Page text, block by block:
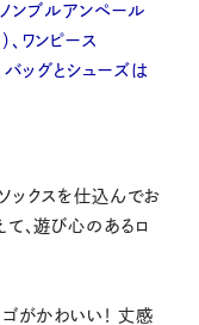
ンブルアンペール
ワンピース
バッグとシューズは
ックスを仕込んでお
て、遊び心のあるロ
ゴがかわいい！ 丈感